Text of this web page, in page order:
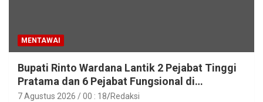
MENTAWAI
Bupati Rinto Wardana Lantik 2 Pejabat Tinggi
Pratama dan 6 Pejabat Fungsional di
Lingkungan Pemkab Kepulauan Mentawai
7 Agustus 2026 / 00 : 18 Redaksi